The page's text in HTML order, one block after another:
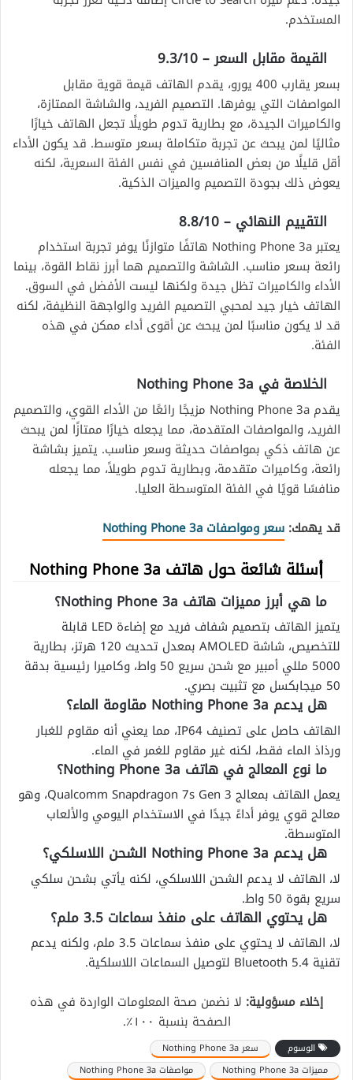
المستخدم.
القيمة مقابل السعر – 9.3/10
بسعر يقارب 400 يورو، يقدم الهاتف قيمة قوية مقابل
المواصفات التي يوفرها. التصميم الفريد، والشاشة الممتازة،
والكاميرات الجيدة، مع بطارية تدوم طويلًا تجعل الهاتف خيارًا
مثاليًا لمن يبحث عن تجربة متكاملة بسعر متوسط. قد يكون الأداء
أقل قليلًا من بعض المنافسين في نفس الفئة السعرية، لكنه
يعوض ذلك بجودة التصميم والميزات الذكية.
التقييم النهائي – 8.8/10
يعتبر Nothing Phone 3a هاتفًا متوازنًا يوفر تجربة استخدام
رائعة بسعر مناسب. الشاشة والتصميم هما أبرز نقاط القوة، بينما
الأداء والكاميرات تظل جيدة ولكنها ليست الأفضل في السوق.
الهاتف خيار جيد لمحبي التصميم الفريد والواجهة النظيفة، لكنه
قد لا يكون مناسبًا لمن يبحث عن أقوى أداء ممكن في هذه
الفئة.
الخلاصة في Nothing Phone 3a
يقدم Nothing Phone 3a مزيجًا رائعًا من الأداء القوي، والتصميم
الفريد، والمواصفات المتقدمة، مما يجعله خيارًا ممتازًا لمن يبحث
عن هاتف ذكي بمواصفات حديثة وسعر مناسب. يتميز بشاشة
رائعة، وكاميرات متقدمة، وبطارية تدوم طويلاً، مما يجعله
منافسًا قويًا في الفئة المتوسطة العليا.
قد يهمك: سعر ومواصفات Nothing Phone 3a
أسئلة شائعة حول هاتف Nothing Phone 3a
ما هي أبرز مميزات هاتف Nothing Phone 3a؟
يتميز الهاتف بتصميم شفاف فريد مع إضاءة LED قابلة
للتخصيص، شاشة AMOLED بمعدل تحديث 120 هرتز، بطارية
5000 مللي أمبير مع شحن سريع 50 واط، وكاميرا رئيسية بدقة
50 ميجابكسل مع تثبيت بصري.
هل يدعم Nothing Phone 3a مقاومة الماء؟
الهاتف حاصل على تصنيف IP64، مما يعني أنه مقاوم للغبار
ورذاذ الماء فقط، لكنه غير مقاوم للغمر في الماء.
ما نوع المعالج في هاتف Nothing Phone 3a؟
يعمل الهاتف بمعالج Qualcomm Snapdragon 7s Gen 3، وهو
معالج قوي يوفر أداءً جيدًا في الاستخدام اليومي والألعاب
المتوسطة.
هل يدعم Nothing Phone 3a الشحن اللاسلكي؟
لا، الهاتف لا يدعم الشحن اللاسلكي، لكنه يأتي بشحن سلكي
سريع بقوة 50 واط.
هل يحتوي الهاتف على منفذ سماعات 3.5 ملم؟
لا، الهاتف لا يحتوي على منفذ سماعات 3.5 ملم، ولكنه يدعم
تقنية Bluetooth 5.4 لتوصيل السماعات اللاسلكية.
إخلاء مسؤولية: لا نضمن صحة المعلومات الواردة في هذه
الصفحة بنسبة ١٠٠٪.
الوسوم
سعر Nothing Phone 3a
مميزات Nothing Phone 3a
مواصفات Nothing Phone 3a